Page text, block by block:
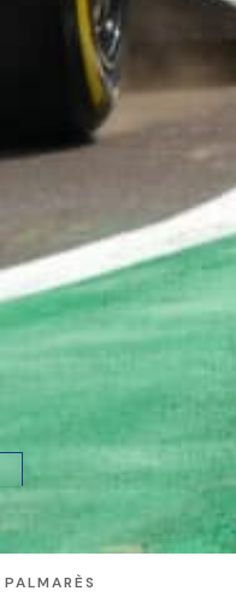
PALMARÈS